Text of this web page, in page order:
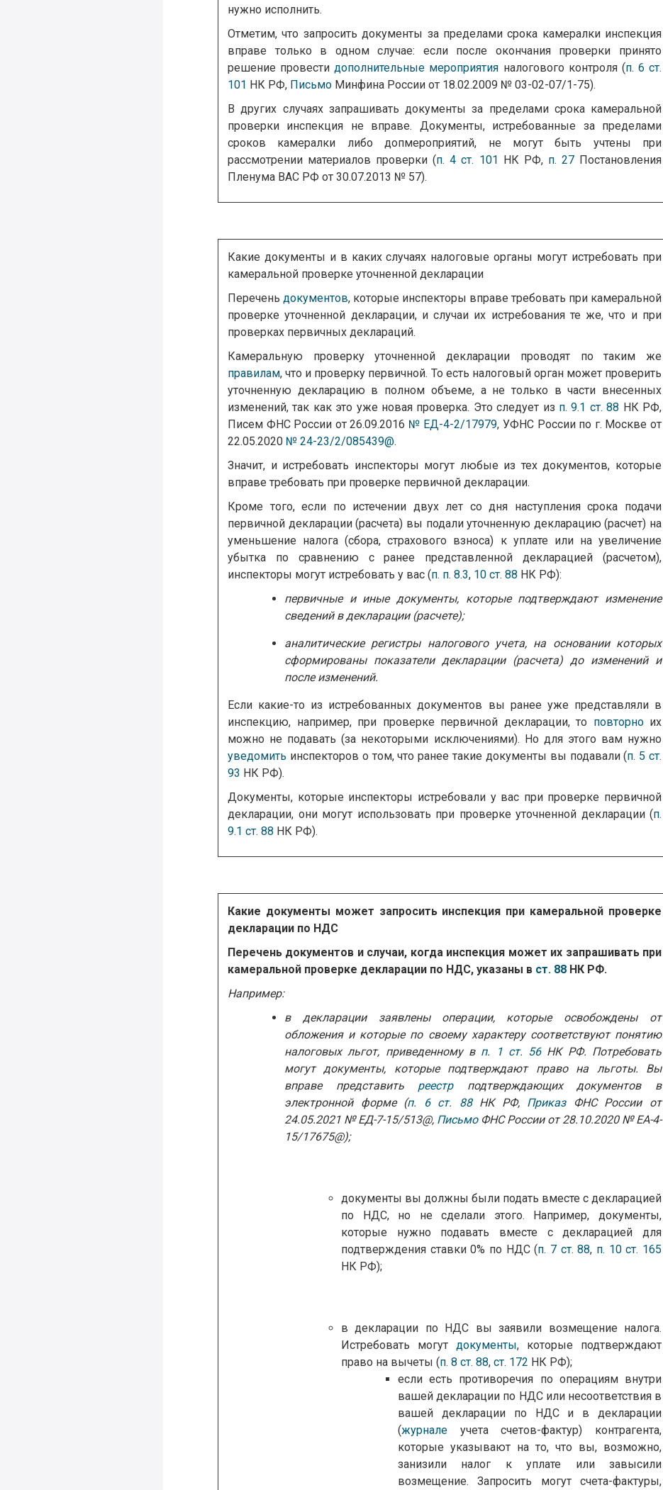
нужно исполнить.
Отметим, что запросить документы за пределами срока камералки инспекция
вправе только в одном случае: если после окончания проверки принято
решение провестидополнительные мероприятия налогового контроля (п. 6 ст.
101 НК РФ, Письмо Минфина России от 18.02.2009 № 03-02-07/1-75).
В других случаях запрашивать документы за пределами срока камеральной
проверки инспекция не вправе. Документы, истребованные за пределами
сроков камералки либо допмероприятий, не могут быть учтены при
рассмотрении материалов проверки (п. 4 ст. 101 НК РФ, п. 27Постановления
Пленума ВАС РФ от 30.07.2013 № 57).
Какие документы и в каких случаях налоговые органы могут истребовать при
камеральной проверке уточненной декларации
Перечень документов, которые инспекторы вправе требовать при камеральной
проверке уточненной декларации, и случаи их истребования те же, что и при
проверках первичных деклараций.
Камеральную проверку уточненной декларации проводят по таким же
правилам, что и проверку первичной. То есть налоговый орган может проверить
уточненную декларацию в полном объеме, а не только в части внесенных
изменений, так как это уже новая проверка. Это следует из п. 9.1 ст. 88 НК РФ,
Писем ФНС России от 26.09.2016 № ЕД-4-2/17979, УФНС России по г. Москве от
22.05.2020 № 24-23/2/085439@.
Значит, и истребовать инспекторы могут любые из тех документов, которые
вправе требовать при проверке первичной декларации.
Кроме того, если по истечении двух лет со дня наступления срока подачи
первичной декларации (расчета) вы подали уточненную декларацию (расчет) на
уменьшение налога (сбора, страхового взноса) к уплате или на увеличение
убытка по сравнению с ранее представленной декларацией (расчетом),
инспекторы могут истребовать у вас (п. п. 8.3, 10 ст. 88 НК РФ):
первичные и иные документы, которые подтверждают изменение
сведений в декларации (расчете);
аналитические регистры налогового учета, на основании которых
сформированы показатели декларации (расчета) до изменений и
после изменений.
Если какие-то из истребованных документов вы ранее уже представляли в
инспекцию, например, при проверке первичной декларации, то повторноих
можно не подавать (за некоторыми исключениями). Но для этого вам нужно
уведомить инспекторов о том, что ранее такие документы вы подавали (п. 5 ст.
93 НК РФ).
Документы, которые инспекторы истребовали у вас при проверке первичной
декларации, они могут использовать при проверке уточненной декларации (п.
9.1 ст. 88 НК РФ).
Какие документы может запросить инспекция при камеральной проверке
декларации по НДС
Перечень документов и случаи, когда инспекция может их запрашивать при
камеральной проверке декларации по НДС, указаны в ст. 88 НК РФ.
Например:
в декларации заявлены операции, которые освобождены от
обложения и которые по своему характеру соответствуют понятию
налоговых льгот, приведенному в п. 1 ст. 56НК РФ. Потребовать
могут документы, которые подтверждают право на льготы. Вы
вправе представить реестрподтверждающих документов в
электронной форме (п. 6 ст. 88НК РФ, ПриказФНС России от
24.05.2021 № ЕД-7-15/513@, ПисьмоФНС России от 28.10.2020 № ЕА-4-
15/17675@);
документы вы должны были подать вместе с декларацией
по НДС, но не сделали этого. Например, документы,
которые нужно подавать вместе с декларацией для
подтверждения ставки 0% по НДС (п. 7 ст. 88, п. 10 ст. 165
НК РФ);
в декларации по НДС вы заявили возмещение налога.
Истребовать могут документы, которые подтверждают
право на вычеты (п. 8 ст. 88, ст. 172 НК РФ);
если есть противоречия по операциям внутри
вашей декларации по НДС или несоответствия в
вашей декларации по НДС и в декларации
(журнале учета счетов-фактур) контрагента,
которые указывают на то, что вы, возможно,
занизили налог к уплате или завысили
возмещение. Запросить могут счета-фактуры,